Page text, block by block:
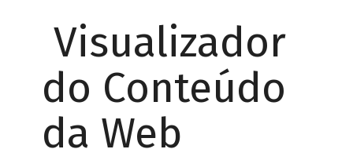
Visualizador
do Conteúdo
da Web